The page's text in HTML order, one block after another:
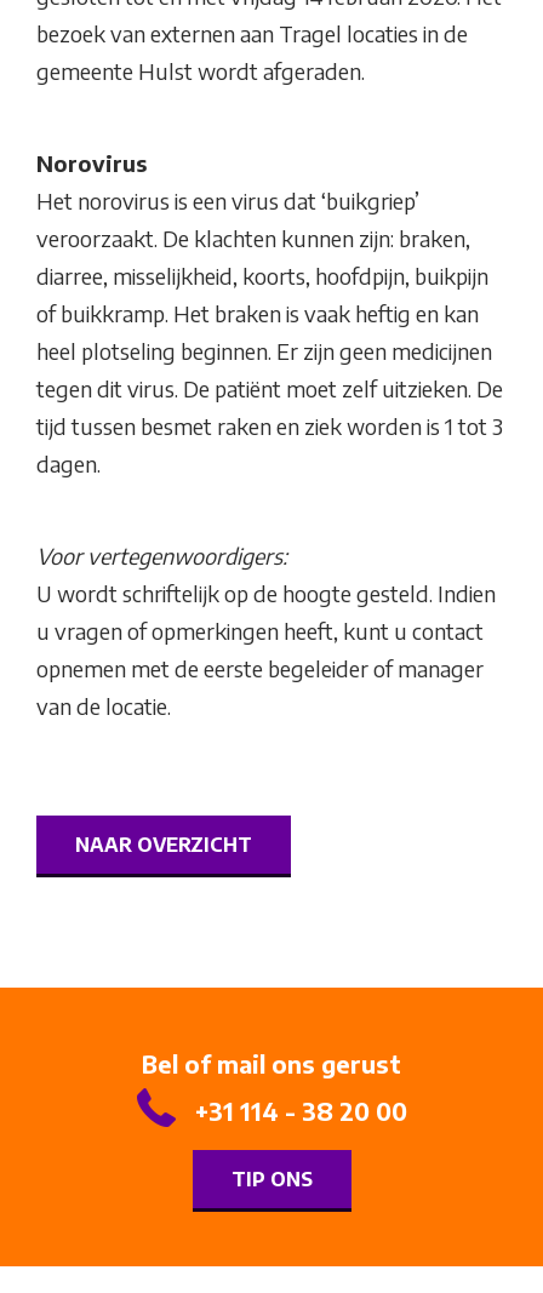
bezoek van externen aan Tragel locaties in de
gemeente Hulst wordt afgeraden.
Norovirus
Het norovirus is een virus dat ‘buikgriep’
veroorzaakt. De klachten kunnen zijn: braken,
diarree, misselijkheid, koorts, hoofdpijn, buikpijn
of buikkramp. Het braken is vaak heftig en kan
heel plotseling beginnen. Er zijn geen medicijnen
tegen dit virus. De patiënt moet zelf uitzieken. De
tijd tussen besmet raken en ziek worden is 1 tot 3
dagen.
Voor vertegenwoordigers:
U wordt schriftelijk op de hoogte gesteld. Indien
u vragen of opmerkingen heeft, kunt u contact
opnemen met de eerste begeleider of manager
van de locatie.
NAAR OVERZICHT
Bel of mail ons gerust
+31 114 - 38 20 00
TIP ONS